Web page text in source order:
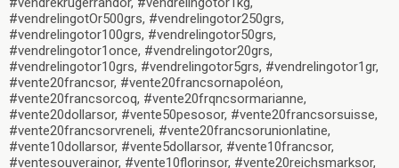
#vendrelingotOr500grs, #vendrelingotor250grs,
#vendrelingotor100grs, #vendrelingotor50grs,
#vendrelingotor1once, #vendrelingotor20grs,
#vendrelingotor10grs, #vendrelingotor5grs, #vendrelingotor1gr,
#vente20francsor, #vente20francsornapoléon,
#vente20francsorcoq, #vente20frqncsormarianne,
#vente20dollarsor, #vente50pesosor, #vente20francsorsuisse,
#vente20francsorvreneli, #vente20francsorunionlatine,
#vente10dollarsor, #vente5dollarsor, #vente10francsor,
#ventesouverainor, #vente10florinsor, #vente20reichsmarksor,